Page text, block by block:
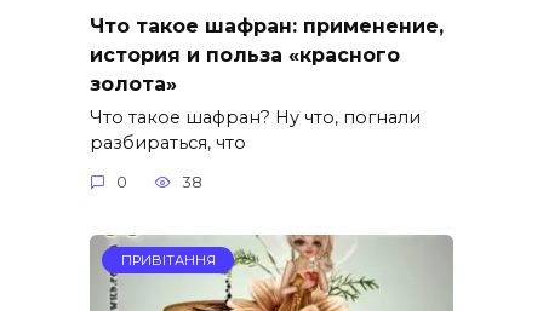
Что такое шафран: применение,
история и польза «красного
золота»
Что такое шафран? Ну что, погнали
разбираться, что
0 38
ПРИВІТАННЯ